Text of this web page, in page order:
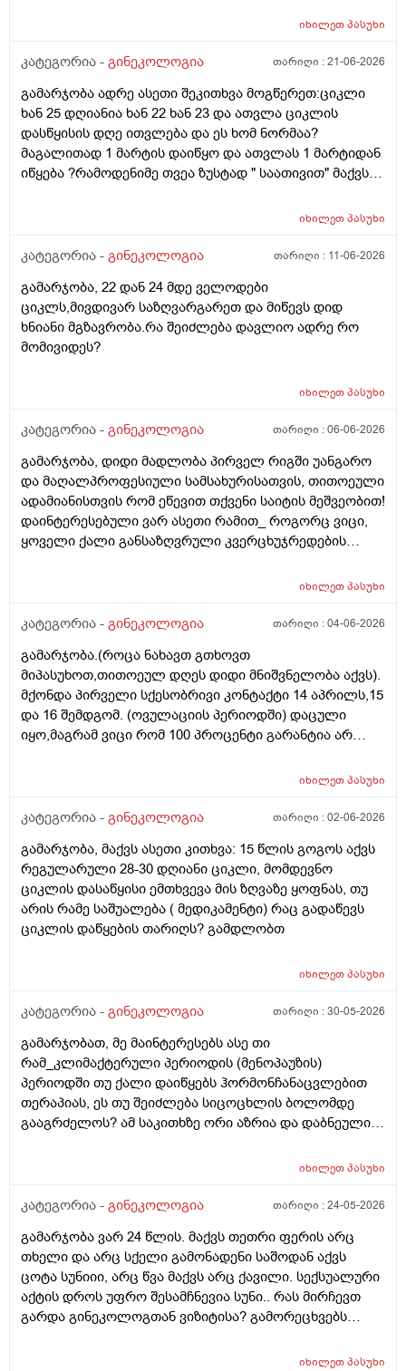
მეშინია კიდევ ხომ არ ჩამოიწევს? მინდა რომ 25 ან
განმავლობაში ? შესაძლოა ისევ 23 ან 25 დღიანი
რამეა.ზოგადად წლებია აუტოიმონური თირეოდიტი
მაქვს.ხშირად მაქვს სანერვიულო.რითი შეიძლება
უნდაცკვების სახით რომ ვმართო ციკლის დღეები?
პასუხიც მივიღე და არა, ყველაფერი ჩვეულებრივადაა
არც ჭარბი სისხლდება არ არის.ადრე რომ 7 დღემდე
მითხარით რომ შეიმოწმეთო ტიესეიჩი და კიდევ სხვა
ასაკი 40
იხილეთპასუხი
კატეგორია - გინეკოლოგია თარიღი :21-06-2026
გამარჯობა ადრე ასეთი შეკითხვა მოგწერეთ:ციკლი
ხან 25 დღიანია ხან 22 ხან 23 და ათვლა ციკლის
დასწყისის დღე ითვლება და ეს ხომ ნორმაა?
მაგალითად 1 მარტის დაიწყო და ათვლას 1 მარტიდან
იწყება ?რამოდენიმე თვეა ზუსტად " საათივით" მაქვს
მეშინია კიდევ ხომ არ ჩამოიწევს? მინდა რომ 25 ან
განმავლობაში ? შესაძლოა ისევ 23 ან 25 დღიანი
რამეა.ზოგადად წლებია აუტოიმონური თირეოდიტი
მაქვს.ხშირად მაქვს სანერვიულო.რითი შეიძლება
უნდაცკვების სახით რომ ვმართო ციკლის დღეები?
იხილეთპასუხი
კატეგორია - გინეკოლოგია თარიღი : 11-06-2026
გამარჯობა, 22 დან 24 მდე ველოდები
ციკლს,მივდივარ საზღვარგარეთ და მიწევს დიდ
ხნიანი მგზავრობა.რა შეიძლება დავლიო ადრე რო
მომივიდეს?
იხილეთპასუხი
კატეგორია - გინეკოლოგია თარიღი :06-06-2026
გამარჯობა, დიდი მადლობა პირველ რიგში უანგარო
და მაღალპროფესიული სამსახურისათვის, თითოეული
ადამიანისთვის რომ ეწევით თქვენი საიტის მეშვეობით!
დაინტერესებული ვარ ასეთი რამით_ როგორც ვიცი,
ყოველი ქალი განსაზღვრული კვერცხუჯრედების
თითოელისთვის, ეს რიცხვი ინდივიდუალურია? რაზეა
(ჩვილობიდან) რომელ პროცესებზე? ქალის
რომ დავუშვათ, ზოგიერთ ქალბატონს მეტი
რაოდენობა აქვთ მათ ორგანიზმში
კვერცხუჯრედებისა, დაბადების პროცესიდან და ზოგს
კი მცირე? მადლობთ!
იხილეთპასუხი
კატეგორია - გინეკოლოგია თარიღი :04-06-2026
გამარჯობა.(როცა ნახავთ გთხოვთ
მიპასუხოთ,თითოეულ დღეს დიდი მნიშვნელობა აქვს).
მქონდა პირველი სქესობრივი კონტაქტი 14 აპრილს,15
და 16 შემდგომ. (ოვულაციის პერიოდში) დაცული
იყო,მაგრამ ვიცი რომ 100 პროცენტი გარანტია არ
ვფოქრობ რადგანაც Implantation bleeding არსებობს და
ჩვეულებრივ 3-4 დღე,მაგრამ ადრე
მალევე ვირუსი შემხვდა,სიცხე,გულისრევის
შეგრძნებაც მქონდა. მალევე გავიკეთე
ტესტი,უარყოფითი იყო. ეგ უცნაური შეგრძნება
რამოდენიმე დღე მქონდა. ახლა მენტრუაციას
ველოდები,მაგრამ არ მომივიდა,შუალედი 28-32 დღე
მოქმედებსო,2 კვირის წინ სხვა ქალაქში გავემგვაზრე
გავიკეთე ისევ უარყოფითია. შემდეგი 1 კვირის
განმავლობაში ვერ ვახერხებ მისვლას ექიმთან. არის
რაიმე შანსი ფეხმძიმობის? აზრი აქვს განმეორებით
ტესტს? მენტრუაცია რეგულარული მქონდა ხოლმე28-
30 დღე შუალედი.
იხილეთპასუხი
კატეგორია - გინეკოლოგია თარიღი :02-06-2026
გამარჯობა, მაქვს ასეთი კითხვა: 15 წლის გოგოს აქვს
რეგულარული 28-30 დღიანი ციკლი, მომდევნო
ციკლის დასაწყისი ემთხვევა მის ზღვაზე ყოფნას, თუ
არის რამე საშუალება ( მედიკამენტი) რაც გადაწევს
ციკლის დაწყების თარიღს? გამდლობთ
იხილეთპასუხი
კატეგორია - გინეკოლოგია თარიღი :30-05-2026
გამარჯობათ, მე მაინტერესებს ასე თი
რამ_კლიმაქტერული პერიოდის (მენოპაუზის)
პერიოდში თუ ქალი დაიწყებს ჰორმონჩანაცვლებით
თერაპიას, ეს თუ შეიძლება სიცოცხლის ბოლომდე
გააგრძელოს? ამ საკითხზე ორი აზრია და დაბნეული
ჰორმონჩანაცვლებითი თერაპია (სიცოცხლის
დაავადებებსა და ალცჰაიმერის რისკს უმცირებს და
სიმსივნურ პროცესებს უწყობს ხელს (საშვილოსნო,
საკვერცხეები და უპირველესად, მკერდი). თუ
შეიძლება, მითხრათ_დიდი მადლობა
გულისხმიერებისთვის!
იხილეთპასუხი
კატეგორია - გინეკოლოგია თარიღი :24-05-2026
გამარჯობა ვარ 24 წლის. მაქვს თეთრი ფერის არც
თხელი და არც სქელი გამონადენი საშოდან აქვს
ცოტა სუნიიი, არც წვა მაქვს არც ქავილი. სექსუალური
აქტის დროს უფრო შესამჩნევია სუნი.. რას მირჩევთ
გარდა გინეკოლოგთან ვიზიტისა? გამორეცხვებს
მაინტერესებს პირიდან ამომდის რაღაცნაირი სუნი
იხილეთპასუხი